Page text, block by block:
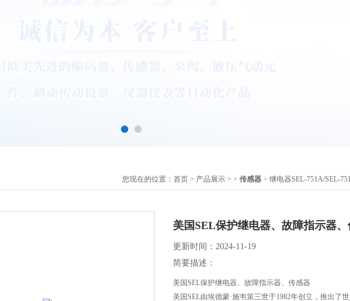
您现在的位置： 首页 > 产品展示 > > 传感器 > 继电器SEL-751A/SEL-
美国SEL保护继电器、故障指示器
更新时间：2024-11-19
简要描述：
美国SEL保护继电器、故障指示器、传感器
美国SEL由埃德蒙·施韦策三世于1982年创立，推出了